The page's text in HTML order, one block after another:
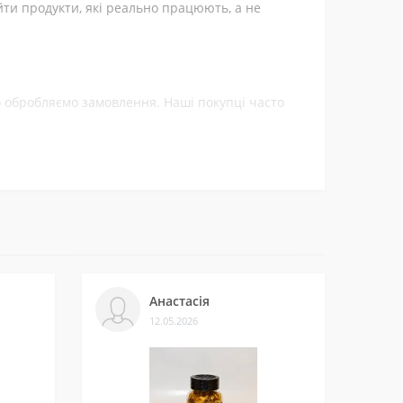
або обідом (не пізніше 16:00).
екстремального результату! Доставка по
від дітей. Вагітним, годуючим та людям з медичними препаратами —
продукти, які реально працюють, а не
замовлення. Наші покупці часто
багатьом клієнтам. Нам приємно, що нас
Анастасія
12.05.2026